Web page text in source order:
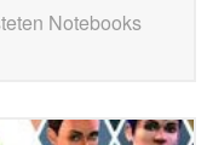
Notebooks